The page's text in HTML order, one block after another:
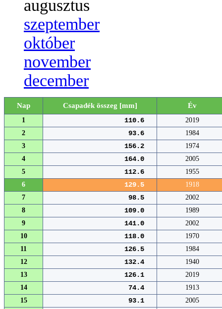
augusztus
szeptember
október
november
december
Nap Csapadék összeg [mm] Év
1 110.6
2019
2
93.6
1984
3
156.2
1974
4
164.0
2005
5
112.6
1955
6
129.5
1918
7
98.5
2002
8
109.0
1989
9
141.0
2002
10
118.0
1970
11
126.5
1984
12
132.4
1940
13
126.1
2019
14
74.4
1913
15
93.1
2005